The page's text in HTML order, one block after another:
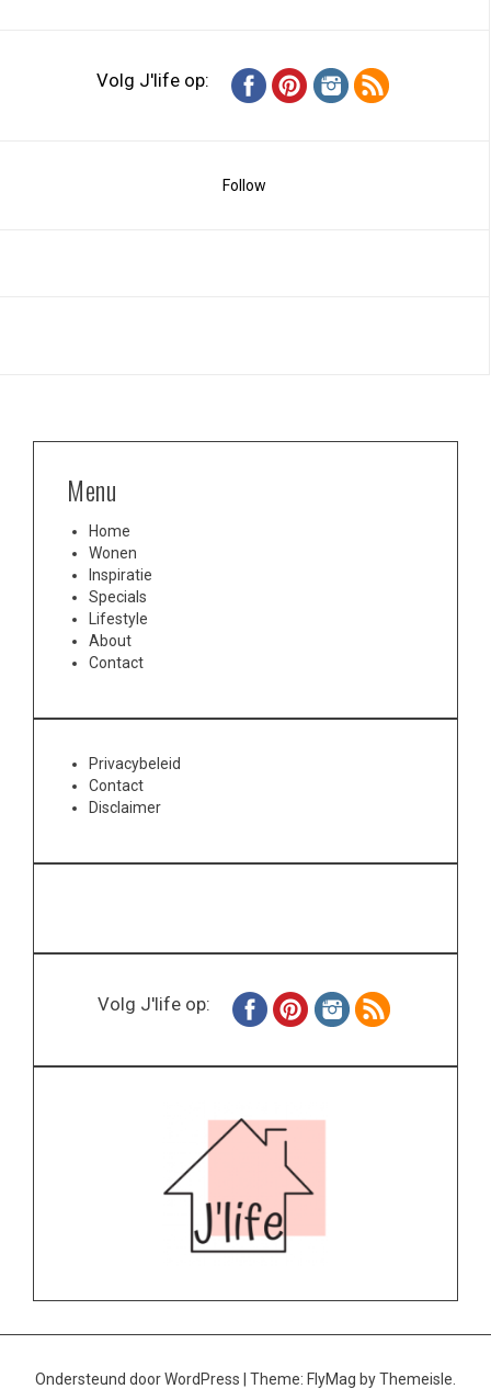
Volg J'life op:
Follow
Menu
Home
Wonen
Inspiratie
Specials
Lifestyle
About
Contact
Privacybeleid
Contact
Disclaimer
Volg J'life op:
Ondersteund door WordPress | Theme: FlyMag by Themeisle.